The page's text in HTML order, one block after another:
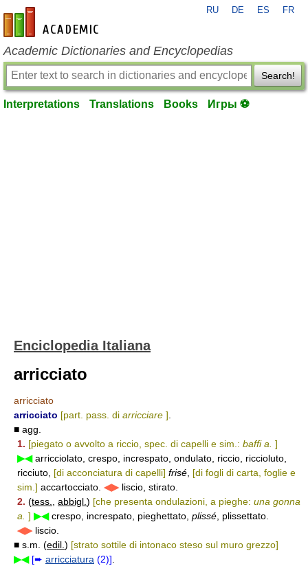
en-academic.com
RU DE ES FR
Academic Dictionaries and Encyclopedias
Search!
Interpretations Translations Books Игры ⚽
Enciclopedia Italiana
arricciato
arricciato
arricciato [part. pass. di arricciare ]
■ agg.
1. [piegato o avvolto a riccio, spec. di capelli e sim.: baffi a. ]
▶◀arricciolato, crespo, increspato, ondulato, riccio, riccioluto,
ricciuto, [di acconciatura di capelli] frisé [di fogli di carta, foglie e
sim.] accartocciato. ◀▶liscio, stirato.
2. (tess. abbigl. ) [che presenta ondulazioni, a pieghe: una gonna
a. ] ▶◀crespo, increspato, pieghettato, plissé , plissettato.
◀▶liscio.
■ s.m. (edil. ) [strato sottile di intonaco steso sul muro grezzo]
▶◀ [➨ arricciatura (2)]